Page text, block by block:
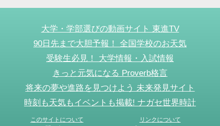
大学・学部選びの動画サイト 東進TV
90日先まで大胆予報！ 全国学校のお天気
受験生必見！ 大学情報・入試情報
きっと元気になる Proverb格言
将来の夢や進路を見つけよう 未来発見サイト
時刻も天気もイベントも掲載! ナガセ世界時計
このサイトについて
リンクについて